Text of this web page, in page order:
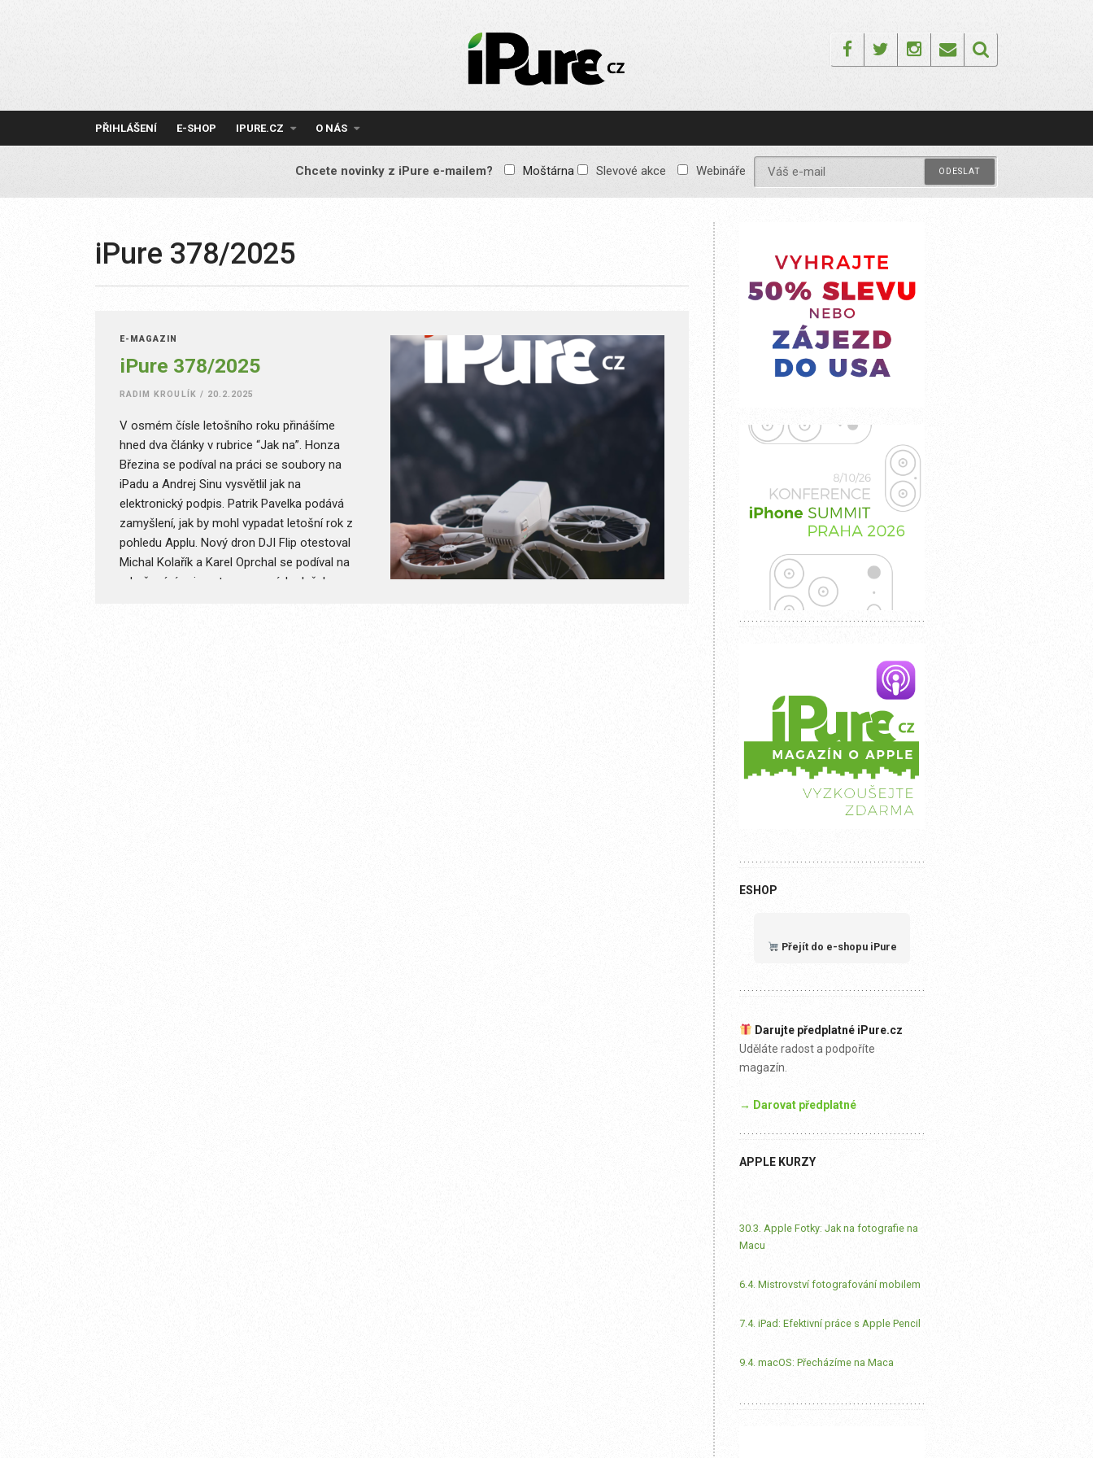
IPURE.CZ
Prémiový Apple e-
reklamy, žádné
obsah pro všechny
FacebookTwitterInstagram
Email
PŘIHLÁŠENÍ E-SHOP IPURE.CZ O NÁS
Chcete novinky z iPure e-mailem? Moštárna Slevové akce Webináře
iPure 378/2025
E-MAGAZÍN
iPure 378/2025
RADIM KROULÍK / 20.2.2025
V osmém čísle letošního roku přinášíme
hned dva články v rubrice “Jak na”. Honza
Březina se podíval na práci se soubory na
iPadu a Andrej Sinu vysvětlil jak na
elektronický podpis. Patrik Pavelka podává
zamyšlení, jak by mohl vypadat letošní rok z
pohledu Applu. Nový dron DJI Flip otestoval
Michal Kolařík a Karel Oprchal se podíval na
zdražování nejen streamovacích služeb.
ESHOP
Přejít do e-shopu iPure
Darujte předplatné iPure.cz
Uděláte radost a podpoříte
magazín.
→ Darovat předplatné
APPLE KURZY
30.3. Apple Fotky: Jak na fotografie na
Macu
6.4. Mistrovství fotografování mobilem
7.4. iPad: Efektivní práce s Apple Pencil
9.4. macOS: Přecházíme na Maca